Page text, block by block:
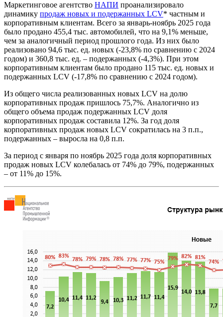
Маркетинговое агентство НАПИ проанализировало
динамику продаж новых и подержанных LCV* частным и
корпоративным клиентам. Всего за январь-ноябрь 2025 года
было продано 455,4 тыс. автомобилей, что на 9,1% меньше,
чем за аналогичный период прошлого года. Из них было
реализовано 94,6 тыс. ед. новых (-23,8% по сравнению с 2024
годом) и 360,8 тыс. ед. – подержанных (-4,3%). При этом
корпоративным клиентам было продано 115 тыс. ед. новых и
подержанных LCV (-17,8% по сравнению с 2024 годом).
Из общего числа реализованных новых LCV на долю
корпоративных продаж пришлось 75,7%. Аналогично из
общего объема продаж подержанных LCV доля
корпоративных продаж составила 12%. За год доля
корпоративных продаж новых LCV сократилась на 3 п.п.,
подержанных – выросла на 0,8 п.п.
За период с января по ноябрь 2025 года доля корпоративных
продаж новых LCV колебалась от 74% до 79%, подержанных
– от 11% до 15%.